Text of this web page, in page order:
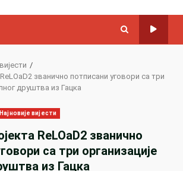
званично потписани уговори са три
друштва из Гацка
Најновије вијести
ReLOaD2 званично
са три организације
из Гацка